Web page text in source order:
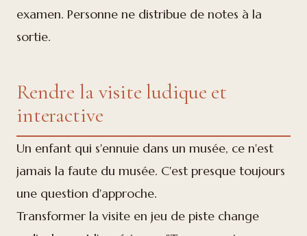
examen. Personne ne distribue de notes à la
sortie.
Rendre la visite ludique et
interactive
Un enfant qui s'ennuie dans un musée, ce n'est
jamais la faute du musée. C'est presque toujours
une question d'approche.
Transformer la visite en jeu de piste change